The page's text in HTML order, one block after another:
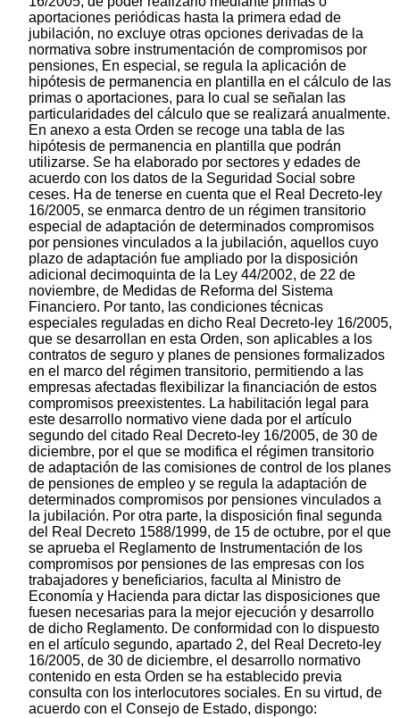
aportaciones periódicas hasta la primera edad de
jubilación, no excluye otras opciones derivadas de la
normativa sobre instrumentación de compromisos por
pensiones, En especial, se regula la aplicación de
hipótesis de permanencia en plantilla en el cálculo de las
primas o aportaciones, para lo cual se señalan las
particularidades del cálculo que se realizará anualmente.
En anexo a esta Orden se recoge una tabla de las
hipótesis de permanencia en plantilla que podrán
utilizarse. Se ha elaborado por sectores y edades de
acuerdo con los datos de la Seguridad Social sobre
ceses. Ha de tenerse en cuenta que el Real Decreto-ley
16/2005, se enmarca dentro de un régimen transitorio
especial de adaptación de determinados compromisos
por pensiones vinculados a la jubilación, aquellos cuyo
plazo de adaptación fue ampliado por la disposición
adicional decimoquinta de la Ley 44/2002, de 22 de
noviembre, de Medidas de Reforma del Sistema
Financiero. Por tanto, las condiciones técnicas
especiales reguladas en dicho Real Decreto-ley 16/2005,
que se desarrollan en esta Orden, son aplicables a los
contratos de seguro y planes de pensiones formalizados
en el marco del régimen transitorio, permitiendo a las
empresas afectadas flexibilizar la financiación de estos
compromisos preexistentes. La habilitación legal para
este desarrollo normativo viene dada por el artículo
segundo del citado Real Decreto-ley 16/2005, de 30 de
diciembre, por el que se modifica el régimen transitorio
de adaptación de las comisiones de control de los planes
de pensiones de empleo y se regula la adaptación de
determinados compromisos por pensiones vinculados a
la jubilación. Por otra parte, la disposición final segunda
del Real Decreto 1588/1999, de 15 de octubre, por el que
se aprueba el Reglamento de Instrumentación de los
compromisos por pensiones de las empresas con los
trabajadores y beneficiarios, faculta al Ministro de
Economía y Hacienda para dictar las disposiciones que
fuesen necesarias para la mejor ejecución y desarrollo
de dicho Reglamento. De conformidad con lo dispuesto
en el artículo segundo, apartado 2, del Real Decreto-ley
16/2005, de 30 de diciembre, el desarrollo normativo
contenido en esta Orden se ha establecido previa
consulta con los interlocutores sociales. En su virtud, de
acuerdo con el Consejo de Estado, dispongo: